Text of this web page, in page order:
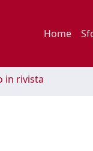
Home
in rivista